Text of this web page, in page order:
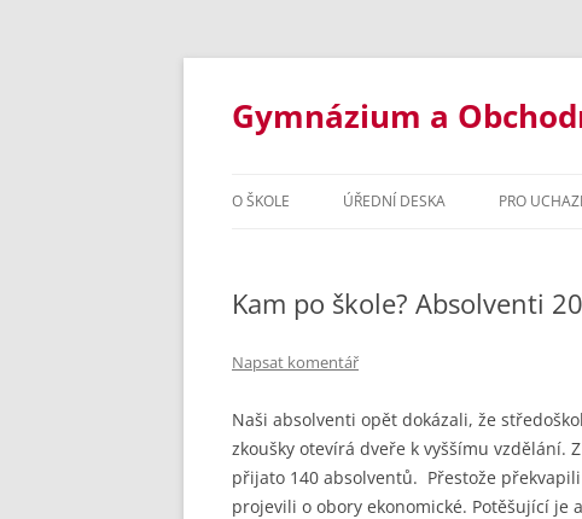
Přejít
webu
Gymnázium a
O ŠKOLE
STUDIJNÍ OBORY
ŠKOLNÍ ROK 2020/2021 ORGANIZACE
ŠKOLNÍ
ŠKOLSKÁ RADA
ÚŘEDNÍ DESKA PRO
Kam po škole? Absolventi
Napsat komentář
Naši absolventi opět dokázali, že
zkoušky otevírá dveře k vyššímu vzdělání.
přijato 140 absolventů. Přestože
projevili o obory ekonomické. Potěšující je